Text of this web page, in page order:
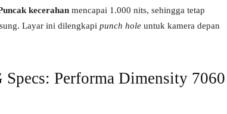
kecerahan mencapai 1.000 nits, sehingga tetap
Layar ini dilengkapi punch hole untuk kamera depan
Performa Dimensity 7060